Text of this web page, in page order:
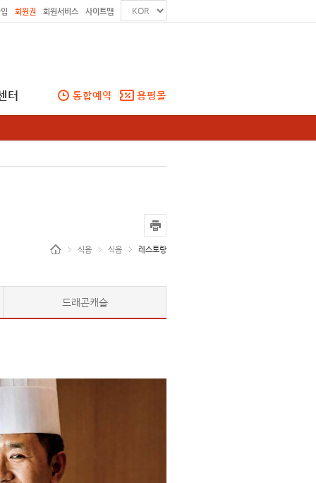
회원권 회원서비스 사이트맵
터 통합예약 용평몰
식음 식음 레스토랑
드래곤캐슬